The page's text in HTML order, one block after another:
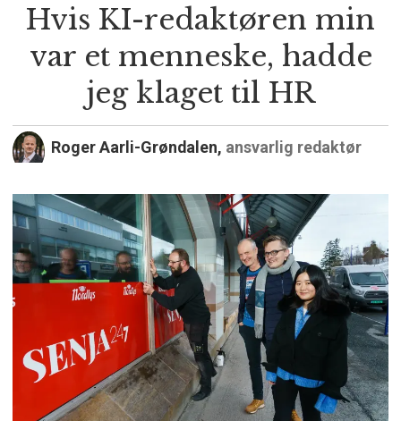
Hvis KI-redaktøren min
var et menneske, hadde
jeg klaget til HR
Roger Aarli-Grøndalen, ansvarlig redaktør